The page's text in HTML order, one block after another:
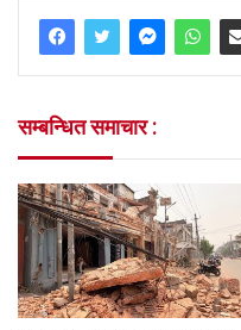
सम्बन्धित समाचार :